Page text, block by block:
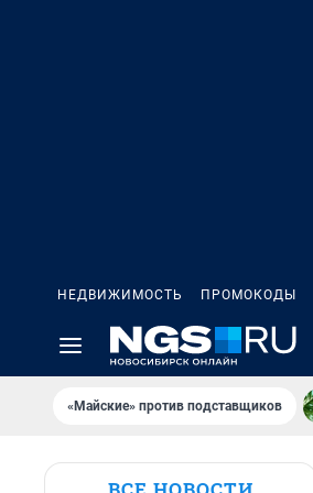
НЕДВИЖИМОСТЬ ПРОМОКОДЫ
«Майские» против подставщиков